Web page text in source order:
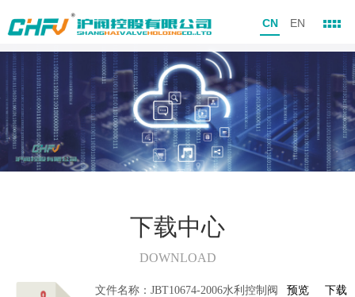
CN EN
下载中心
DOWNLOAD
文件名称：JBT10674-2006水利控制阀
预览 下载